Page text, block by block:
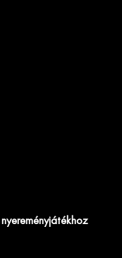
nyereményjátékhoz